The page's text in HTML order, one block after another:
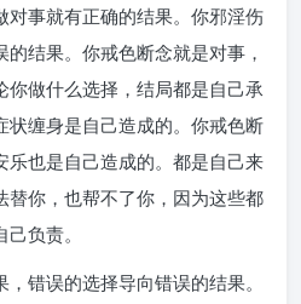
对事就有正确的结果。你邪淫伤
结果。你戒色断念就是对事，
你做什么选择，结局都是自己承
状缠身是自己造成的。你戒色断
乐也是自己造成的。都是自己来
替你，也帮不了你，因为这些都
负责。
错误的选择导向错误的结果。